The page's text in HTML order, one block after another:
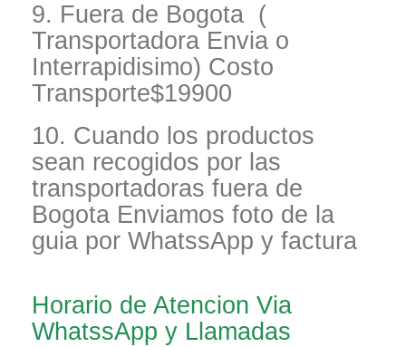
9. Fuera de Bogota (
Transportadora Envia o
Interrapidisimo) Costo
Transporte$19900
10. Cuando los productos
sean recogidos por las
transportadoras fuera de
Bogota Enviamos foto de la
guia por WhatssApp y factura
Horario de Atencion Via
WhatssApp y Llamadas